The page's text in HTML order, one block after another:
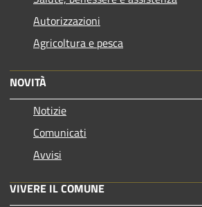
Autorizzazioni
Agricoltura e pesca
NOVITÀ
Notizie
Comunicati
Avvisi
VIVERE IL COMUNE